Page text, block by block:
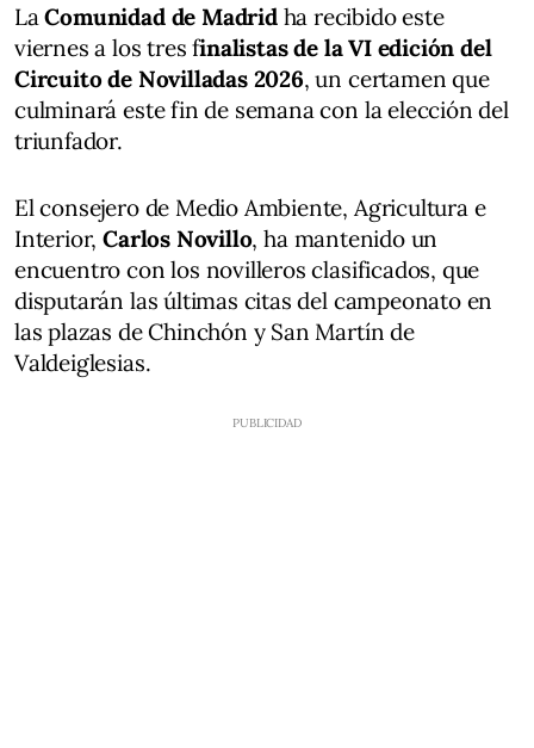
La Comunidad de Madridha recibido este
viernes a los tres finalistas de la VI edición del
Circuito de Novilladas 2026, un certamen que
culminará este fin de semana con la elección del
triunfador.
El consejero de Medio Ambiente, Agricultura e
Interior,Carlos Novillo, ha mantenido un
encuentro con los novilleros clasificados, que
disputarán las últimas citas del campeonato en
las plazas de Chinchón y San Martín de
Valdeiglesias.